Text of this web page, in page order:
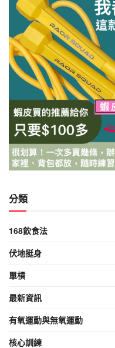
分類
168飲食法
伏地挺身
單槓
最新資訊
有氧運動與無氧運動
核心訓練